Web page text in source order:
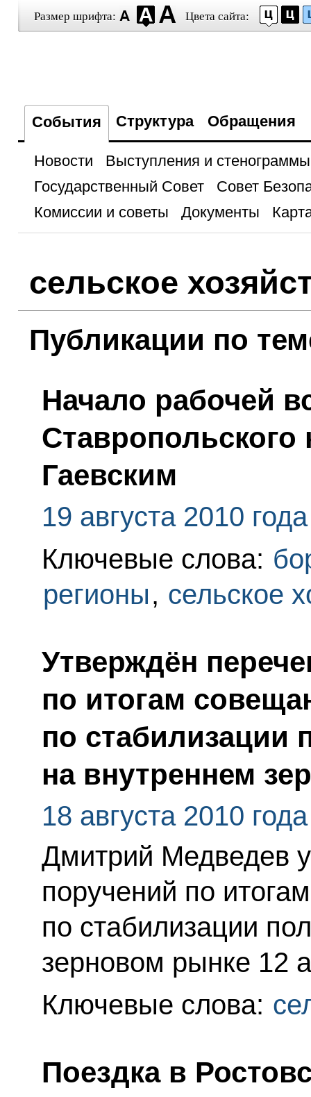
Размер шрифта: Цвета сайта:
События Структура Обращения
Новости
Выступления и стенограммы
Государственный Совет
Совет
Комиссии и советы
Документы
сельское
Публикации по
Начало рабочей
Ставропольского
Гаевским
19 августа 2010 года
Ключевые слова:
регионы, сельское
Утверждён
по итогам
по стабилизации
на внутреннем
18 августа 2010 года
Дмитрий Медведев
поручений по
по стабилизации
зерновом рынке 12
Ключевые слова:
Поездка в